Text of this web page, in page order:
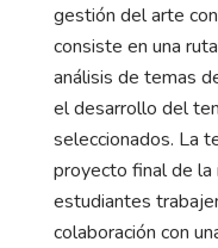
gestión del arte
consiste en una
análisis de temas
el desarrollo del
seleccionados. La
proyecto final de
estudiantes
colaboración con